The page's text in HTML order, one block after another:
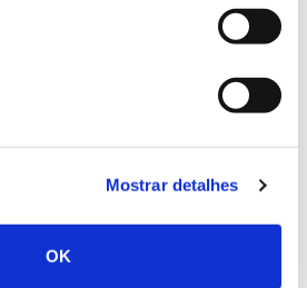
Mostrar detalhes
OK
Trichi em acácia-das-espigas:
procuram jovens voluntários